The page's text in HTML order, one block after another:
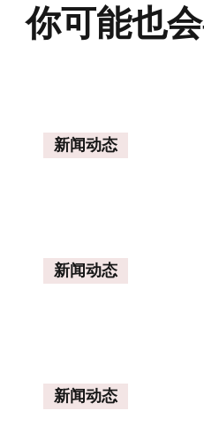
你可能也
新闻动态
新闻动态
新闻动态